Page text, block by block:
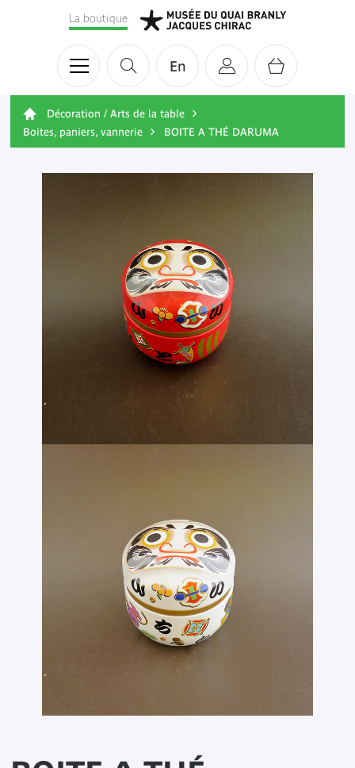
En
La boutique
Décoration / Arts de la table
Boites, paniers, vannerie
BOITE A THÉ DARUMA